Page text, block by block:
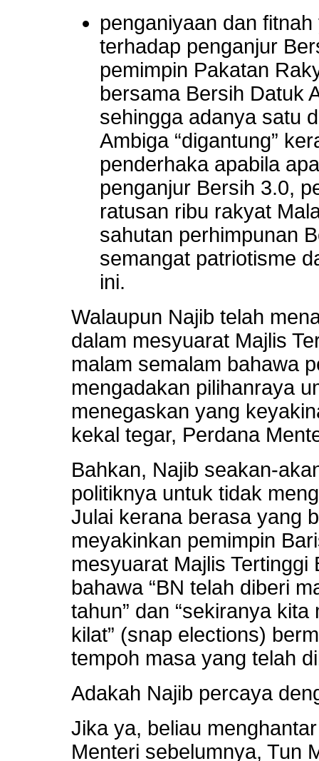
penganiyaan dan
terhadap penganjur
pemimpin Pakatan
bersama Bersih Datuk
sehingga adanya satu
Ambiga “digantung”
penderhaka apabila
penganjur Bersih 3.0,
ratusan ribu rakyat
sahutan perhimpunan
semangat patriotisme
ini.
Walaupun Najib telah
dalam mesyuarat Majlis
malam semalam bahawa
mengadakan pilihanraya
menegaskan yang
kekal tegar, Perdana
Bahkan, Najib seakan-
politiknya untuk tidak
Julai kerana berasa yang
meyakinkan pemimpin
mesyuarat Majlis Tertinggi
bahawa “BN telah diberi
tahun” dan “sekiranya
kilat” (snap elections)
tempoh masa yang telah
Adakah Najib percaya
Jika ya, beliau
Menteri sebelumnya, Tun